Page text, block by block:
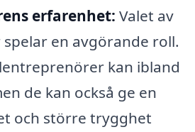
erfarenhet: Valet av
en avgörande roll.
kan ibland
de kan också ge en
och större trygghet